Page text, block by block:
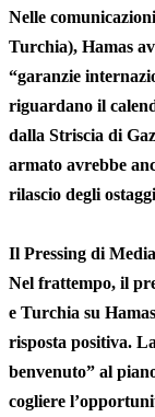
Nelle
Turchia), Hamas
“garanzie
riguardano il
dalla Striscia di
armato avrebbe
rilascio degli
Il Pressing di
Nel frattempo, il
e Turchia su
risposta positiva.
benvenuto” al
cogliere